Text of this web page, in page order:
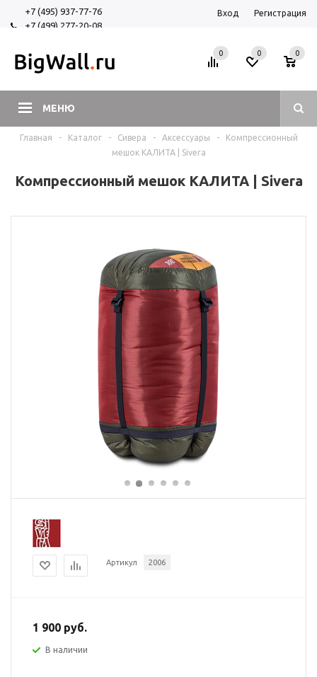
+7 (495) 937-77-76
+7 (499) 277-20-08
Вход Регистрация
МЕНЮ
0 0
0
Главная - Каталог - Сивера - Аксессуары -
Компрессионный
мешок КАЛИТА | Sivera
Компрессионный мешок КАЛИТА | Sivera
Артикул 2006
1 900 руб.
В наличии